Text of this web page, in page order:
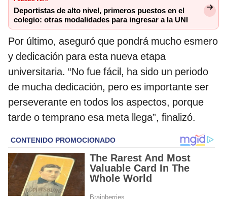
Deportistas de alto nivel, primeros puestos en el
colegio: otras modalidades para ingresar a la UNI
Por último, aseguró que pondrá mucho esmero
y dedicación para esta nueva etapa
universitaria. “No fue fácil, ha sido un periodo
de mucha dedicación, pero es importante ser
perseverante en todos los aspectos, porque
tarde o temprano esa meta llega”, finalizó.